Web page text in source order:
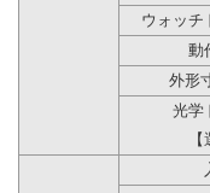
ウォッチ
動
外形
光学